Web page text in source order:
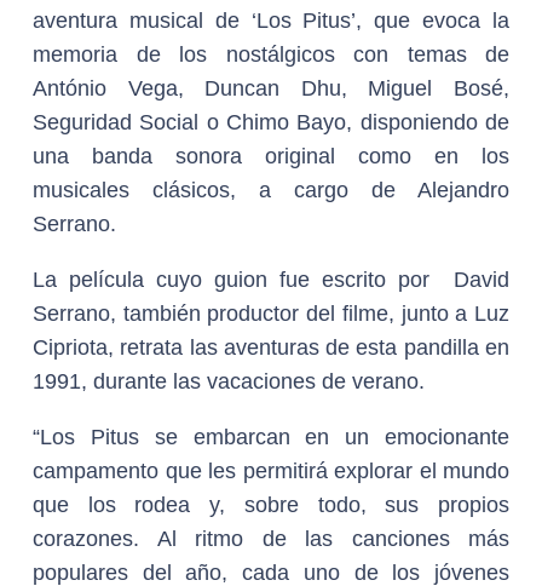
aventura musical de ‘Los Pitus’, que evoca la
memoria de los nostálgicos con temas de
António Vega, Duncan Dhu, Miguel Bosé,
Seguridad Social o Chimo Bayo, disponiendo de
una banda sonora original como en los
musicales clásicos, a cargo de Alejandro
Serrano.
La película cuyo guion fue escrito por David
Serrano, también productor del filme, junto a Luz
Cipriota, retrata las aventuras de esta pandilla en
1991, durante las vacaciones de verano.
“Los Pitus se embarcan en un emocionante
campamento que les permitirá explorar el mundo
que los rodea y, sobre todo, sus propios
corazones. Al ritmo de las canciones más
populares del año, cada uno de los jóvenes